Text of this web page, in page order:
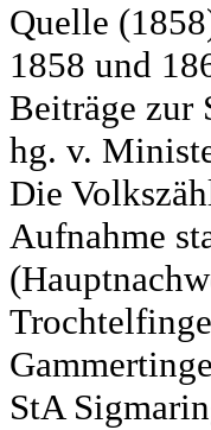
Quelle
1858 und
Beiträge zur
hg. v.
Die
Aufnahme
StA